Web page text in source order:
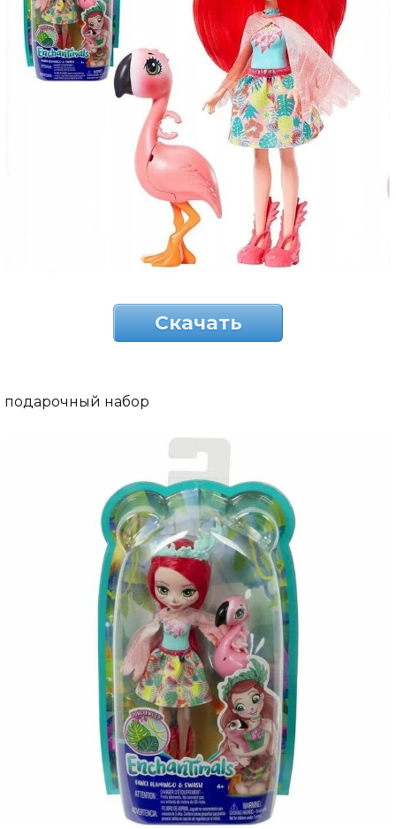
Скачать
подарочный набор